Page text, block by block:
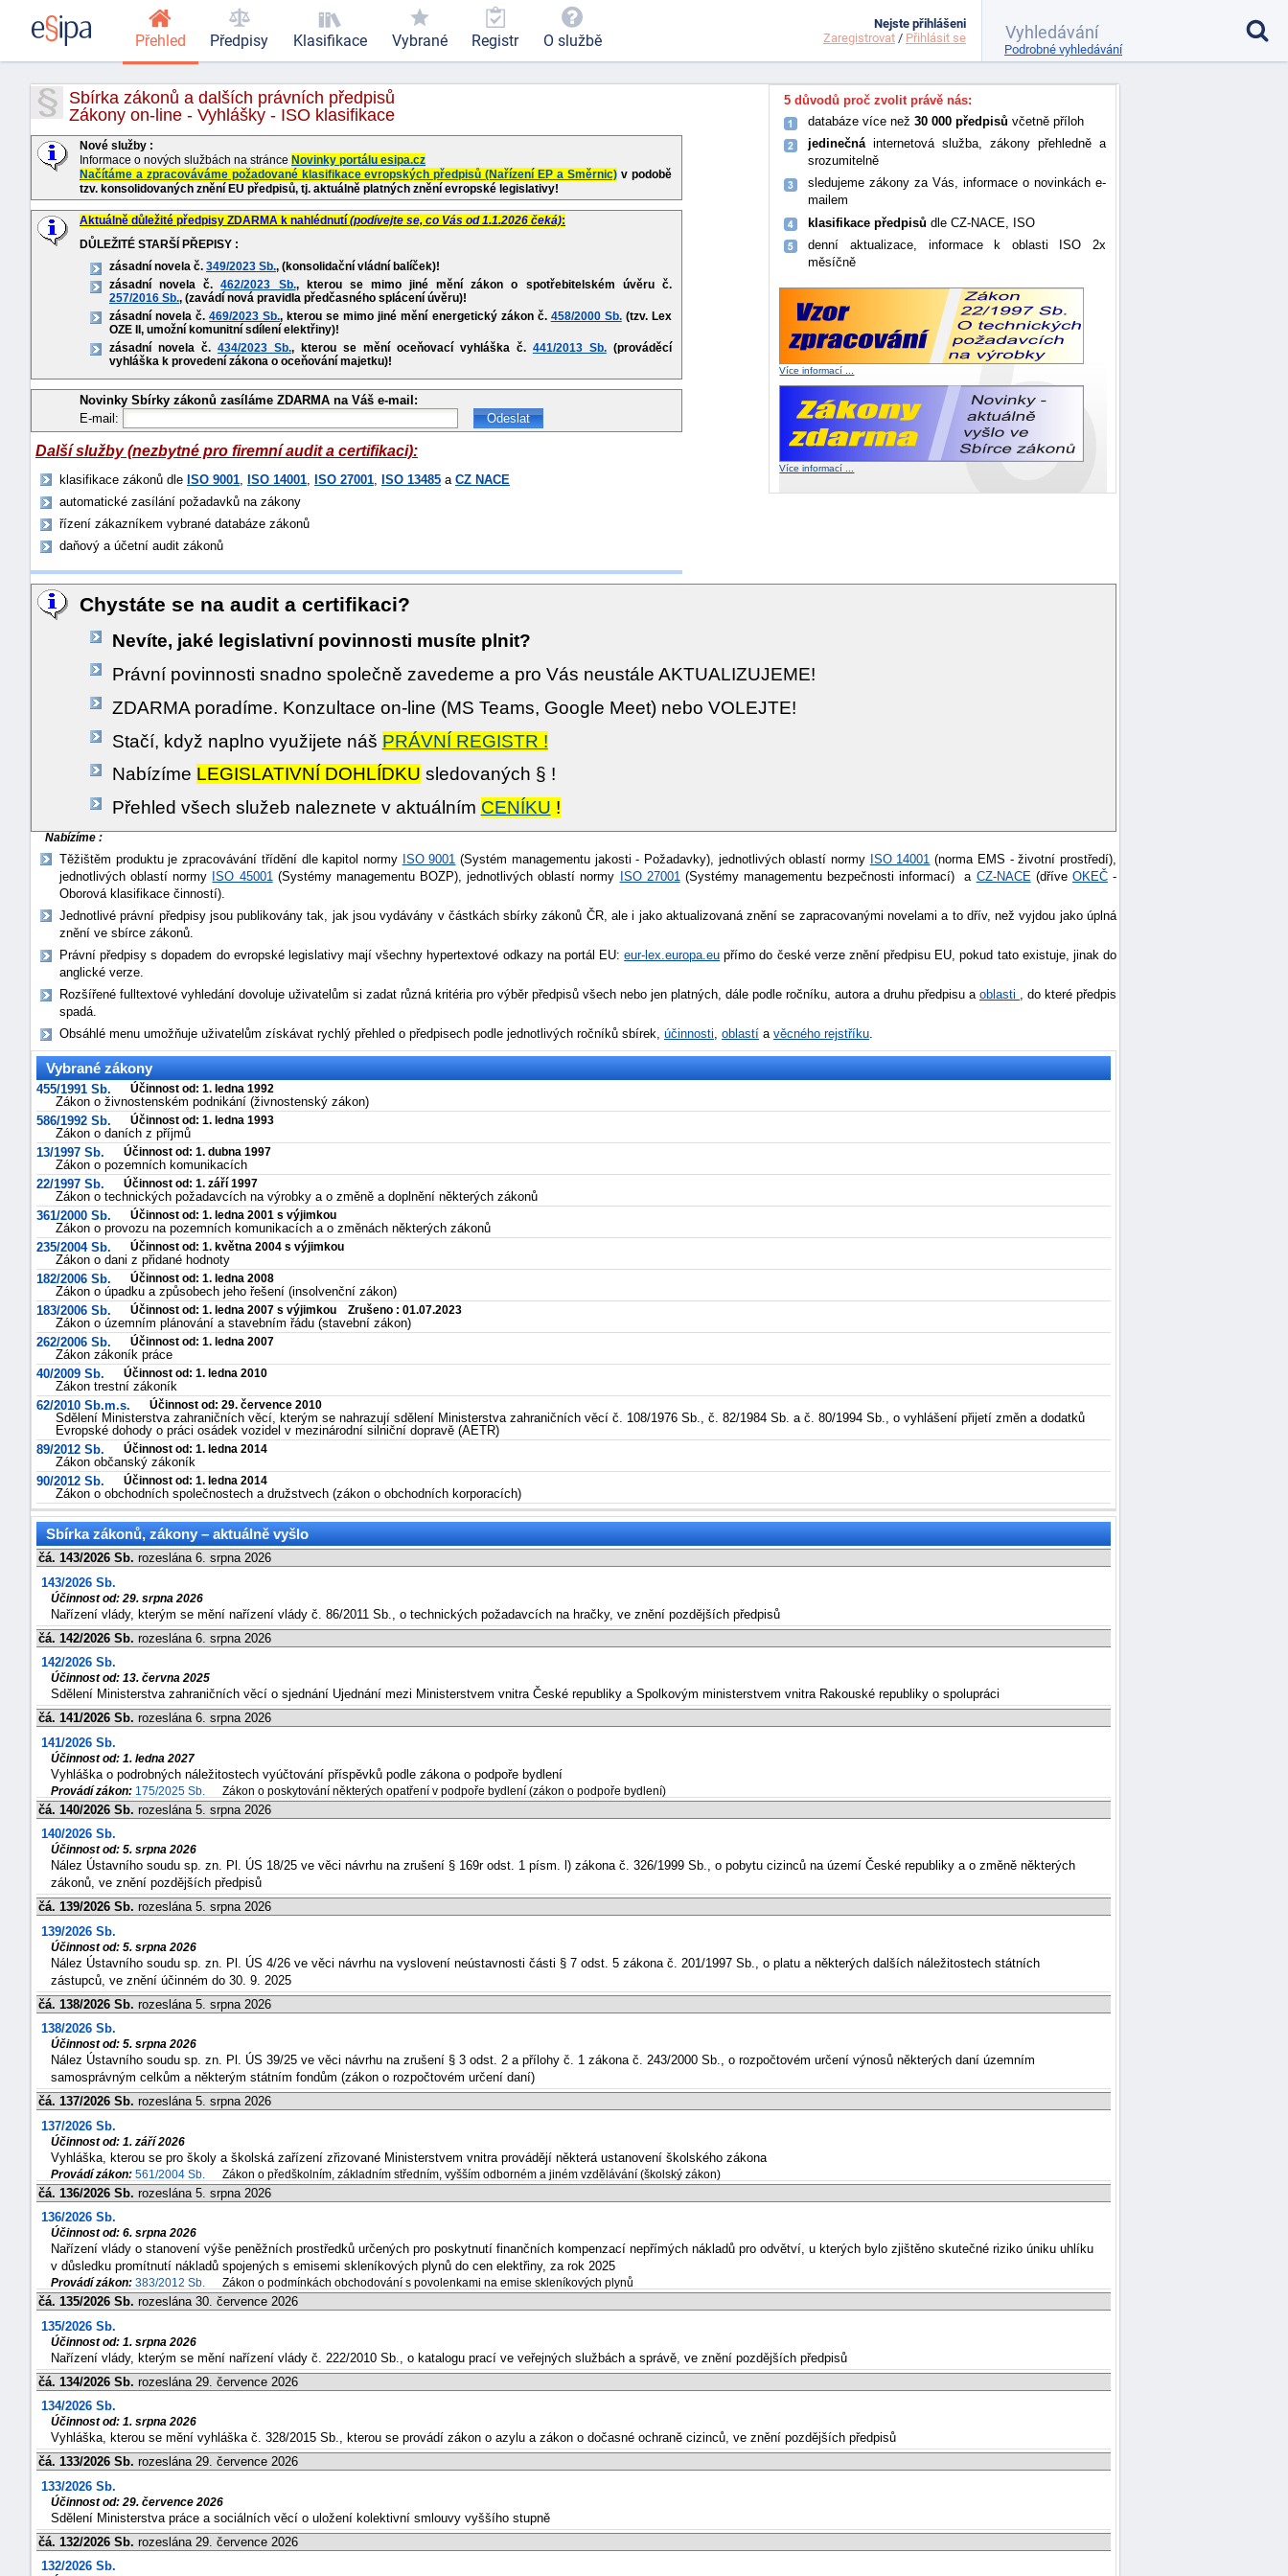
5 důvodů proč zvolit právě nás:
databáze více než30 000 předpisů včetně příloh
jedinečnáinternetová služba, zákony přehledně a
srozumitelně
sledujeme zákony za Vás, informace o novinkách e-
mailem
klasifikace předpisů dle CZ-NACE, ISO
denní aktualizace, informace k oblasti ISO 2x
měsíčně
Více informací ...
Více informací ...
Sbírka zákonů a dalších právních předpisů
Zákony on-line - Vyhlášky - ISO klasifikace
Nové služby :
Informace o nových službách na stránce Novinky portálu esipa.cz
Načítáme a zpracováváme požadované klasifikace evropských předpisů (Nařízení EP a Směrnic) v podobě
tzv. konsolidovaných znění EU předpisů, tj. aktuálně platných znění evropské legislativy!
Aktuálně důležité předpisy ZDARMA k nahlédnutí (podívejte se, co Vás od 1.1.2026 čeká):
DŮLEŽITÉ STARŠÍ PŘEPISY :
zásadní novela č. 349/2023 Sb., (konsolidační vládní balíček)!
zásadní novela č.462/2023 Sb., kterou se mimo jiné mění zákon o spotřebitelském úvěru č.
257/2016 Sb., (zavádí nová pravidla předčasného splácení úvěru)!
zásadní novela č.469/2023 Sb., kterou se mimo jiné mění energetický zákon č. 458/2000 Sb.(tzv. Lex
OZE II, umožní komunitní sdílení elektřiny)!
zásadní novela č. 434/2023 Sb., kterou se mění oceňovací vyhláška č. 441/2013 Sb.(prováděcí
vyhláška k provedení zákona o oceňování majetku)!
Novinky Sbírky zákonů zasíláme ZDARMA na Váš e-mail:
E-mail:
Další služby (nezbytné pro firemní audit a certifikaci):
klasifikace zákonů dle ISO 9001 ISO 14001 ISO 27001 ISO 13485 a CZ NACE
automatické zasílání požadavků na zákony
řízení zákazníkem vybrané databáze zákonů
daňový a účetní audit zákonů
Chystáte se na audit a certifikaci?
Nevíte, jaké legislativní povinnosti musíte plnit?
Právní povinnosti snadno společně zavedeme a pro Vás neustále AKTUALIZUJEME!
ZDARMA poradíme. Konzultace on-line (MS Teams, Google Meet) nebo VOLEJTE!
Stačí, když naplno využijete náš PRÁVNÍ REGISTR !
Nabízíme LEGISLATIVNÍ DOHLÍDKU sledovaných § !
Přehled všech služeb naleznete v aktuálním CENÍKU !
Nabízíme :
Těžištěm produktu je zpracovávání třídění dle kapitol normy ISO 9001 (Systém managementu jakosti - Požadavky), jednotlivých oblastí normy ISO 14001 (norma EMS - životní prostředí),
jednotlivých oblastí normy ISO 45001 (Systémy managementu BOZP), jednotlivých oblastí normy ISO 27001 (Systémy managementu bezpečnosti informací) a CZ-NACE (dříve OKEČ-
Oborová klasifikace činností).
Jednotlivé právní předpisy jsou publikovány tak, jak jsou vydávány v částkách sbírky zákonů ČR, ale i jako aktualizovaná znění se zapracovanými novelami a to dřív, než vyjdou jako úplná
znění ve sbírce zákonů.
Právní předpisy s dopadem do evropské legislativy mají všechny hypertextové odkazy na portál EU:eur-lex.europa.eu přímo do české verze znění předpisu EU, pokud tato existuje, jinak do
anglické verze.
Rozšířené fulltextové vyhledání dovoluje uživatelům si zadat různá kritéria pro výběr předpisů všech nebo jen platných, dále podle ročníku, autora a druhu předpisu a oblasti , do které předpis
spadá.
Obsáhlé menu umožňuje uživatelům získávat rychlý přehled o předpisech podle jednotlivých ročníků sbírek, účinnosti, oblastí a věcného rejstříku.
Vybrané zákony
455/1991 Sb. Účinnost od: 1. ledna 1992
Zákon o živnostenském podnikání (živnostenský zákon)
586/1992 Sb.
Účinnost od: 1. ledna 1993
Zákon o daních z příjmů
13/1997 Sb.
Účinnost od: 1. dubna 1997
Zákon o pozemních komunikacích
22/1997 Sb.
Účinnost od: 1. září 1997
Zákon o technických požadavcích na výrobky a o změně a doplnění některých zákonů
361/2000 Sb.
Účinnost od: 1. ledna 2001 s výjimkou
Zákon o provozu na pozemních komunikacích a o změnách některých zákonů
235/2004 Sb.
Účinnost od: 1. května 2004 s výjimkou
Zákon o dani z přidané hodnoty
182/2006 Sb.
Účinnost od: 1. ledna 2008
Zákon o úpadku a způsobech jeho řešení (insolvenční zákon)
183/2006 Sb.
Účinnost od: 1. ledna 2007 s výjimkou Zrušeno : 01.07.2023
Zákon o územním plánování a stavebním řádu (stavební zákon)
262/2006 Sb.
Účinnost od: 1. ledna 2007
Zákon zákoník práce
40/2009 Sb.
Účinnost od: 1. ledna 2010
Zákon trestní zákoník
62/2010 Sb.m.s.
Účinnost od: 29. července 2010
Sdělení Ministerstva zahraničních věcí, kterým se nahrazují sdělení Ministerstva zahraničních věcí č. 108/1976 Sb., č. 82/1984 Sb. a č. 80/1994 Sb., o vyhlášení přijetí změn a dodatků
Evropské dohody o práci osádek vozidel v mezinárodní silniční dopravě (AETR)
89/2012 Sb.
Účinnost od: 1. ledna 2014
Zákon občanský zákoník
90/2012 Sb.
Účinnost od: 1. ledna 2014
Zákon o obchodních společnostech a družstvech (zákon o obchodních korporacích)
Sbírka zákonů, zákony – aktuálně vyšlo
čá. 143/2026 Sb. rozeslána 6. srpna 2026
143/2026 Sb.
Účinnost od: 29. srpna 2026
Nařízení vlády, kterým se mění nařízení vlády č. 86/2011 Sb., o technických požadavcích na hračky, ve znění pozdějších předpisů
čá. 142/2026 Sb. rozeslána 6. srpna 2026
142/2026 Sb.
Účinnost od: 13. června 2025
Sdělení Ministerstva zahraničních věcí o sjednání Ujednání mezi Ministerstvem vnitra České republiky a Spolkovým ministerstvem vnitra Rakouské republiky o spolupráci
čá. 141/2026 Sb. rozeslána 6. srpna 2026
141/2026 Sb.
Účinnost od: 1. ledna 2027
Vyhláška o podrobných náležitostech vyúčtování příspěvků podle zákona o podpoře bydlení
Provádí zákon: 175/2025 Sb. Zákon o poskytování některých opatření v podpoře bydlení (zákon o podpoře bydlení)
čá. 140/2026 Sb. rozeslána 5. srpna 2026
140/2026 Sb.
Účinnost od: 5. srpna 2026
Nález Ústavního soudu sp. zn. Pl. ÚS 18/25 ve věci návrhu na zrušení § 169r odst. 1 písm. l) zákona č. 326/1999 Sb., o pobytu cizinců na území České republiky a o změně některých
zákonů, ve znění pozdějších předpisů
čá. 139/2026 Sb. rozeslána 5. srpna 2026
139/2026 Sb.
Účinnost od: 5. srpna 2026
Nález Ústavního soudu sp. zn. Pl. ÚS 4/26 ve věci návrhu na vyslovení neústavnosti části § 7 odst. 5 zákona č. 201/1997 Sb., o platu a některých dalších náležitostech státních
zástupců, ve znění účinném do 30. 9. 2025
čá. 138/2026 Sb. rozeslána 5. srpna 2026
138/2026 Sb.
Účinnost od: 5. srpna 2026
Nález Ústavního soudu sp. zn. Pl. ÚS 39/25 ve věci návrhu na zrušení § 3 odst. 2 a přílohy č. 1 zákona č. 243/2000 Sb., o rozpočtovém určení výnosů některých daní územním
samosprávným celkům a některým státním fondům (zákon o rozpočtovém určení daní)
čá. 137/2026 Sb. rozeslána 5. srpna 2026
137/2026 Sb.
Účinnost od: 1. září 2026
Vyhláška, kterou se pro školy a školská zařízení zřizované Ministerstvem vnitra provádějí některá ustanovení školského zákona
Provádí zákon: 561/2004 Sb. Zákon o předškolním, základním středním, vyšším odborném a jiném vzdělávání (školský zákon)
čá. 136/2026 Sb. rozeslána 5. srpna 2026
136/2026 Sb.
Účinnost od: 6. srpna 2026
Nařízení vlády o stanovení výše peněžních prostředků určených pro poskytnutí finančních kompenzací nepřímých nákladů pro odvětví, u kterých bylo zjištěno skutečné riziko úniku uhlíku
v důsledku promítnutí nákladů spojených s emisemi skleníkových plynů do cen elektřiny, za rok 2025
Provádí zákon: 383/2012 Sb. Zákon o podmínkách obchodování s povolenkami na emise skleníkových plynů
čá. 135/2026 Sb. rozeslána 30. července 2026
135/2026 Sb.
Účinnost od: 1. srpna 2026
Nařízení vlády, kterým se mění nařízení vlády č. 222/2010 Sb., o katalogu prací ve veřejných službách a správě, ve znění pozdějších předpisů
čá. 134/2026 Sb. rozeslána 29. července 2026
134/2026 Sb.
Účinnost od: 1. srpna 2026
Vyhláška, kterou se mění vyhláška č. 328/2015 Sb., kterou se provádí zákon o azylu a zákon o dočasné ochraně cizinců, ve znění pozdějších předpisů
čá. 133/2026 Sb. rozeslána 29. července 2026
133/2026 Sb.
Účinnost od: 29. července 2026
Sdělení Ministerstva práce a sociálních věcí o uložení kolektivní smlouvy vyššího stupně
čá. 132/2026 Sb. rozeslána 29. července 2026
132/2026 Sb.
Přehled Předpisy Klasifikace Vybrané Registr O službě
Nejste přihlášeni
Zaregistrovat / Přihlásit se
Podrobné vyhledávání